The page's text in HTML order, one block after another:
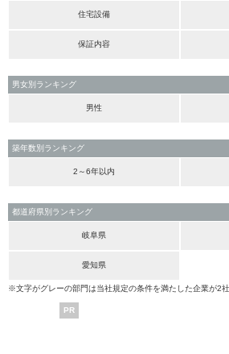
住宅設備
保証内容
男女別ランキング
男性
築年数別ランキング
2～6年以内
都道府県別ランキング
岐阜県
愛知県
※文字がグレーの部門は当社規定の条件を満たした企業が2
PR